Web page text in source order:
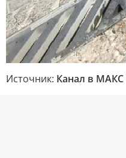
Источник: Канал в МАКС